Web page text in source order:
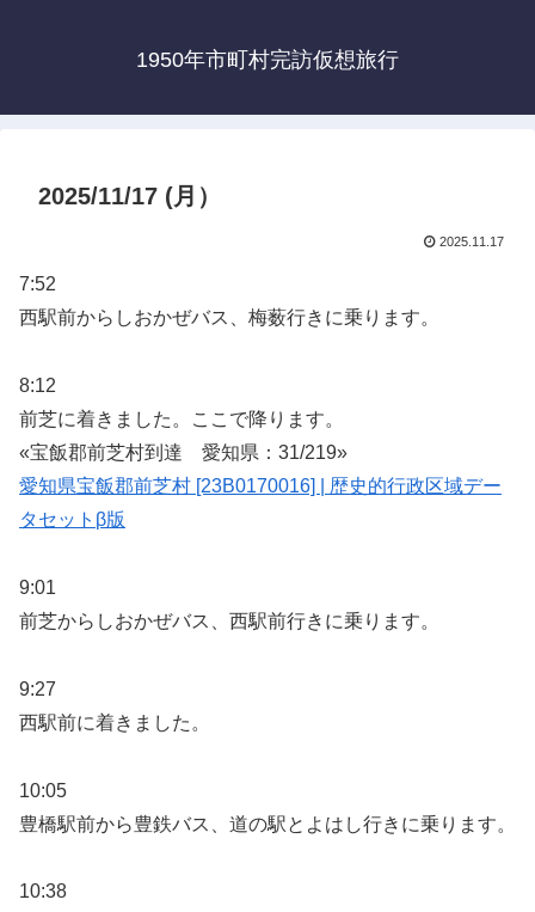
1950年市町村完訪仮想旅行
2025/11/17 (月）
2025.11.17
7:52
西駅前からしおかぜバス、梅薮行きに乗ります。
8:12
前芝に着きました。ここで降ります。
«宝飯郡前芝村到達 愛知県：31/219»
愛知県宝飯郡前芝村 [23B0170016] | 歴史的行政区域デー
タセットβ版
9:01
前芝からしおかぜバス、西駅前行きに乗ります。
9:27
西駅前に着きました。
10:05
豊橋駅前から豊鉄バス、道の駅とよはし行きに乗ります。
10:38